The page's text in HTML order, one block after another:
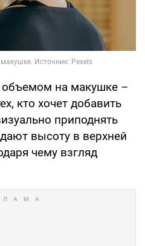
на макушке –
кто хочет добавить
приподнять
высоту в верхней
чему взгляд